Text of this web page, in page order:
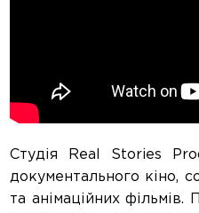
Студія Real Stories
документального кіно,
та анімаційних